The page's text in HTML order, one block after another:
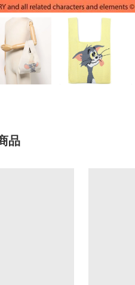
品